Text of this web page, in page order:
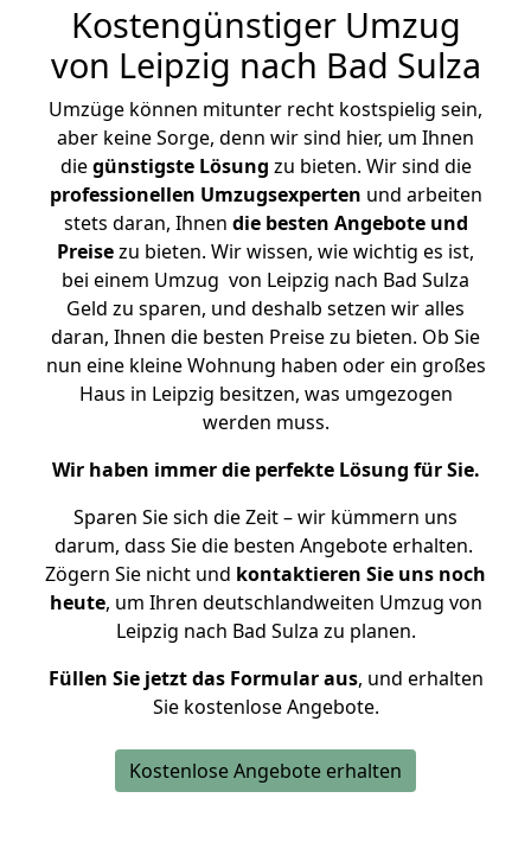
Kostengünstiger Umzug
von Leipzig nach Bad Sulza
Umzüge können mitunter recht kostspielig sein,
aber keine Sorge, denn wir sind hier, um Ihnen
diegünstigste Lösung zu bieten. Wir sind die
professionellen Umzugsexperten und arbeiten
stets daran, Ihnen die besten Angebote und
Preisezu bieten. Wir wissen, wie wichtig es ist,
bei einem Umzug von Leipzig nach Bad Sulza
Geld zu sparen, und deshalb setzen wir alles
daran, Ihnen die besten Preise zu bieten. Ob Sie
nun eine kleine Wohnung haben oder ein großes
Haus in Leipzig besitzen, was umgezogen
werden muss.
Wir haben immer die perfekte Lösung für Sie.
Sparen Sie sich die Zeit – wir kümmern uns
darum, dass Sie die besten Angebote erhalten.
Zögern Sie nicht und kontaktieren Sie uns noch
heute, um Ihren deutschlandweiten Umzug von
Leipzig nach Bad Sulza zu planen.
Füllen Sie jetzt das Formular aus, und erhalten
Sie kostenlose Angebote.
Kostenlose Angebote erhalten